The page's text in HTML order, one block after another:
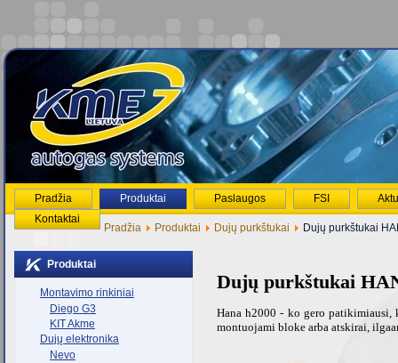
Pradžia Produktai Paslaugos FSI
Kontaktai
Pradžia Produktai Dujų purkštukai Dujų purkštukai
Produktai
Montavimo rinkiniai
Diego G3
KIT Akme
Dujų elektronika
Nevo
Dujų purkštukai
Hana h2000 - ko gero
montuojami bloke arba atskirai,